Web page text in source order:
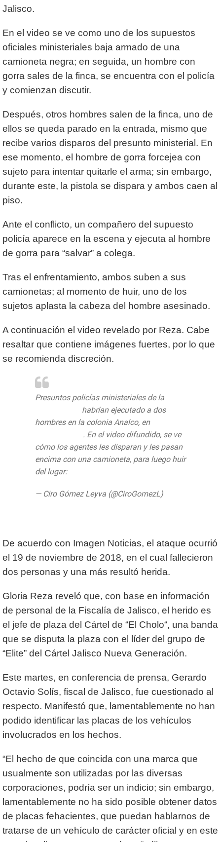
Jalisco.
En el video se ve como uno de los supuestos
oficiales ministeriales baja armado de una
camioneta negra; en seguida, un hombre con
gorra sales de la finca, se encuentra con el policía
y comienzan discutir.
Después, otros hombres salen de la finca, uno de
ellos se queda parado en la entrada, mismo que
recibe varios disparos del presunto ministerial. En
ese momento, el hombre de gorra forcejea con
sujeto para intentar quitarle el arma; sin embargo,
durante este, la pistola se dispara y ambos caen al
piso.
Ante el conflicto, un compañero del supuesto
policía aparece en la escena y ejecuta al hombre
de gorra para “salvar” a colega.
Tras el enfrentamiento, ambos suben a sus
camionetas; al momento de huir, uno de los
sujetos aplasta la cabeza del hombre asesinado.
A continuación el video revelado por Reza. Cabe
resaltar que contiene imágenes fuertes, por lo que
se recomienda discreción.
Presuntos policías ministeriales de la
habrían ejecutado a dos
hombres en la colonia Analco, en
. En el video difundido, se ve
cómo los agentes les disparan y les pasan
encima con una camioneta, para luego huir
del lugar:
— Ciro Gómez Leyva (@CiroGomezL)
De acuerdo con Imagen Noticias, el ataque ocurrió
el 19 de noviembre de 2018, en el cual fallecieron
dos personas y una más resultó herida.
Gloria Reza reveló que, con base en información
de personal de la Fiscalía de Jalisco, el herido es
el jefe de plaza del Cártel de “El Cholo“, una banda
que se disputa la plaza con el líder del grupo de
“Elite” del Cártel Jalisco Nueva Generación.
Este martes, en conferencia de prensa, Gerardo
Octavio Solís, fiscal de Jalisco, fue cuestionado al
respecto. Manifestó que, lamentablemente no han
podido identificar las placas de los vehículos
involucrados en los hechos.
“El hecho de que coincida con una marca que
usualmente son utilizadas por las diversas
corporaciones, podría ser un indicio; sin embargo,
lamentablemente no ha sido posible obtener datos
de placas fehacientes, que puedan hablarnos de
tratarse de un vehículo de carácter oficial y en este